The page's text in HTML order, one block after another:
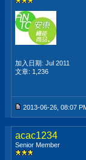
加入日期: Jul 2011
文章: 1,236
2013-06-26, 08:07
acac1234
Senior Member